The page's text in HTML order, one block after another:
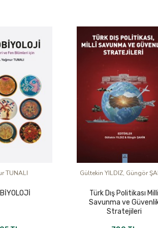
TUNALI Gültekin YILDIZ, Güngör
Türk Dış Politikası Milli
Savunma ve
Stratejileri